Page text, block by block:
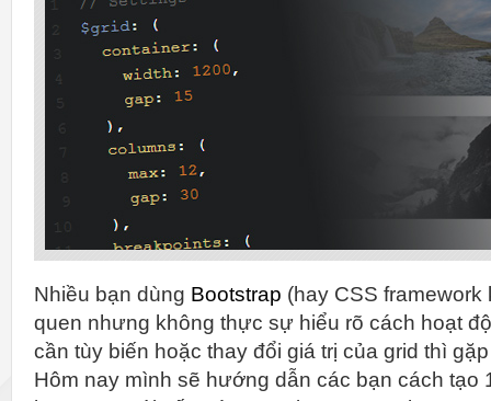
Nhiều bạn dùng Bootstrap (hay CSS
quen nhưng không thực sự hiểu rõ cách hoạt
cần tùy biến hoặc thay đổi giá trị của grid thì
Hôm nay mình sẽ hướng dẫn các bạn cách tạo